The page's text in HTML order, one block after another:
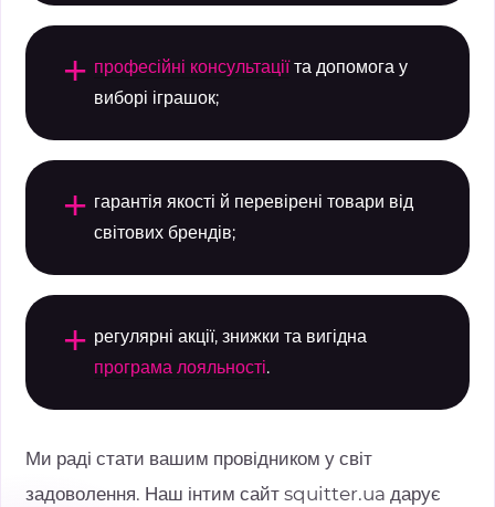
+ професійні консультаціїта допомога у
виборі іграшок;
+ гарантія якості й перевірені товари від
світових брендів;
+ регулярні акції, знижки та вигідна
програма лояльності.
Ми раді стати вашим провідником у світ
задоволення. Наш інтим сайт squitter.ua дарує